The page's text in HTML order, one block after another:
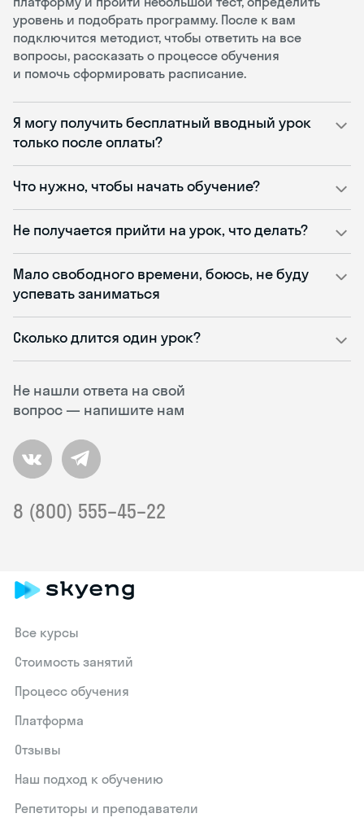
Не нашли ответа на свой
вопрос — напишите нам
8 (800) 555–45–22
уровень и подобрать программу. После к вам
подключится методист, чтобы ответить на все
вопросы, рассказать о процессе обучения
и помочь сформировать расписание.
Я могу получить бесплатный вводный урок
только после оплаты?
Что нужно, чтобы начать обучение?
Не получается прийти на урок, что делать?
Мало свободного времени, боюсь, не буду
успевать заниматься
Сколько длится один урок?
Все курсы
Стоимость занятий
Процесс обучения
Платформа
Отзывы
Наш подход к обучению
Репетиторы и преподаватели